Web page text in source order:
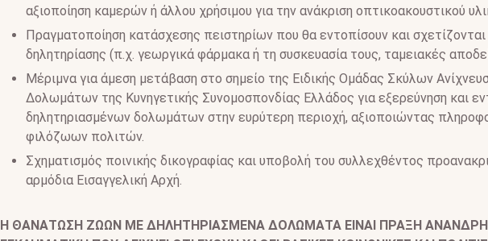
αξιοποίηση καμερών ή άλλου χρήσιμου για την ανάκριση οπτικοακουστικού
Πραγματοποίηση κατάσχεσης πειστηρίων που θα εντοπίσουν και
δηλητηρίασης (π.χ. γεωργικά φάρμακα ή τη συσκευασία τους, ταμειακές
Μέριμνα για άμεση μετάβαση στο σημείο της Ειδικής Ομάδας Σκύλων
Δολωμάτων της Κυνηγετικής Συνομοσπονδίας Ελλάδος για εξερεύνηση και
δηλητηριασμένων δολωμάτων στην ευρύτερη περιοχή, αξιοποιώντας
φιλόζωων πολιτών.
Σχηματισμός ποινικής δικογραφίας και υποβολή του συλλεχθέντος
αρμόδια Εισαγγελική Αρχή.
Η ΘΑΝΑΤΩΣΗ ΖΩΩΝ ΜΕ ΔΗΛΗΤΗΡΙΑΣΜΕΝΑ ΔΟΛΩΜΑΤΑ ΕΙΝΑΙ ΠΡΑΞΗ